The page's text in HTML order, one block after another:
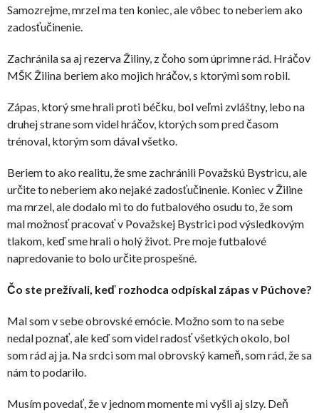
Samozrejme, mrzel ma ten koniec, ale vôbec to neberiem ako
zadosťučinenie.
Zachránila sa aj rezerva Žiliny, z čoho som úprimne rád. Hráčov
MŠK Žilina beriem ako mojich hráčov, s ktorými som robil.
Zápas, ktorý sme hrali proti béčku, bol veľmi zvláštny, lebo na
druhej strane som videl hráčov, ktorých som pred časom
trénoval, ktorým som dával všetko.
Beriem to ako realitu, že sme zachránili Považskú Bystricu, ale
určite to neberiem ako nejaké zadosťučinenie. Koniec v Žiline
ma mrzel, ale dodalo mi to do futbalového osudu to, že som
mal možnosť pracovať v Považskej Bystrici pod výsledkovým
tlakom, keď sme hrali o holý život. Pre moje futbalové
napredovanie to bolo určite prospešné.
Čo ste prežívali, keď rozhodca odpískal zápas v Púchove?
Mal som v sebe obrovské emócie. Možno som to na sebe
nedal poznať, ale keď som videl radosť všetkých okolo, bol
som rád aj ja. Na srdci som mal obrovský kameň, som rád, že sa
nám to podarilo.
Musím povedať, že v jednom momente mi vyšli aj slzy. Deň